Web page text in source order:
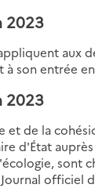
2023
aux
son entrée
2023
et de la
d'État
sont
officiel